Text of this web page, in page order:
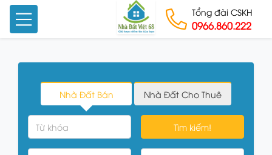
Tổng đài CSKH
0966.860.222
Nhà Đất Bán Nhà Đất Cho Thuê
Tìm kiếm!